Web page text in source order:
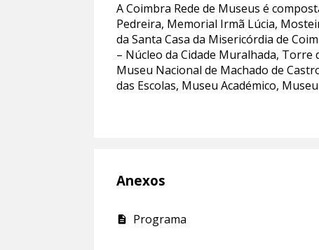
A Coimbra Rede de Museus é
Pedreira, Memorial Irmã Lúcia,
da Santa Casa da Misericórdia de
– Núcleo da Cidade Muralhada,
Museu Nacional de Machado de
das Escolas, Museu Académico,
Anexos
Programa